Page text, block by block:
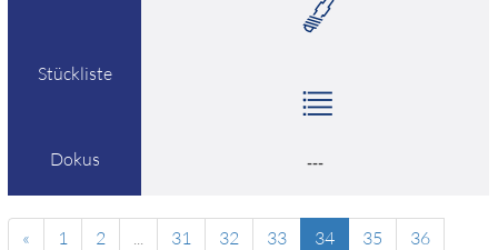
Stückliste
Dokus ---
« 1 2 ... 31 32 33 34 35
36